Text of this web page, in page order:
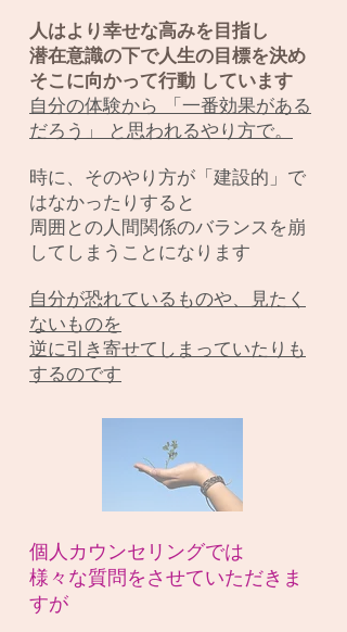
人はより幸せな高みを目指し
潜在意識の下で人生の目標を決め
そこに向かって行動 しています
自分の体験から 「一番効果がある
だろう」 と思われるやり方で。
時に、そのやり方が「建設的」で
はなかったりすると
周囲 との人間関係のバランスを崩
してしまうことになります
自分が恐れているものや、見たく
ないものを
逆に引き寄せてしまっていたりも
するのです
個人カウンセリングでは
様々な質問をさせていただきま
すが